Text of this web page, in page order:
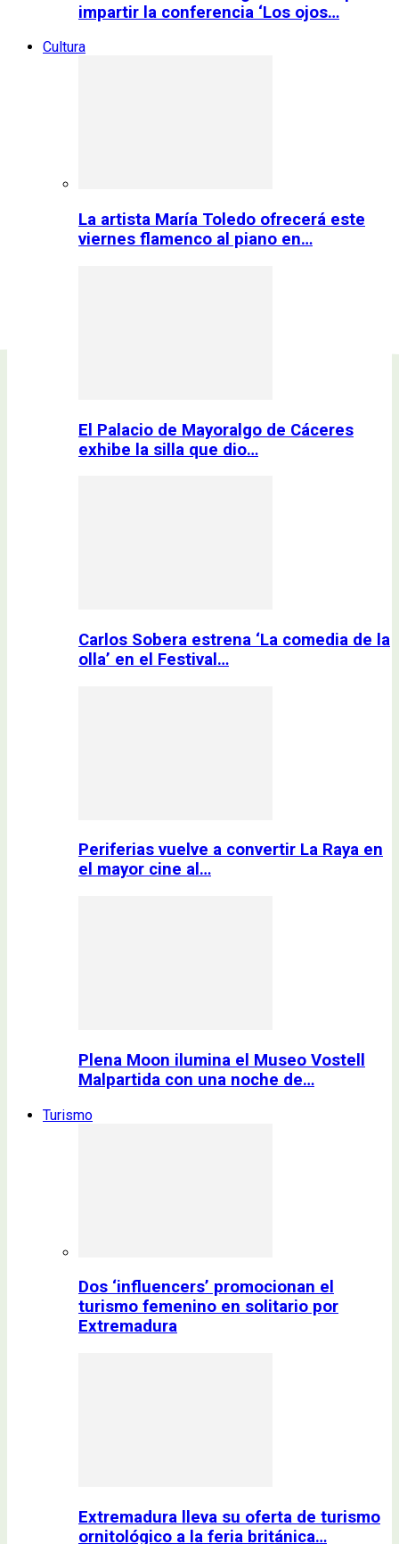
impartir la conferencia ‘Los ojos…
Cultura
La artista María Toledo ofrecerá este
viernes flamenco al piano en…
El Palacio de Mayoralgo de Cáceres
exhibe la silla que dio…
Carlos Sobera estrena ‘La comedia de la
olla’ en el Festival…
Periferias vuelve a convertir La Raya en
el mayor cine al…
Plena Moon ilumina el Museo Vostell
Malpartida con una noche de…
Turismo
Dos ‘influencers’ promocionan el
turismo femenino en solitario por
Extremadura
Extremadura lleva su oferta de turismo
ornitológico a la feria británica…